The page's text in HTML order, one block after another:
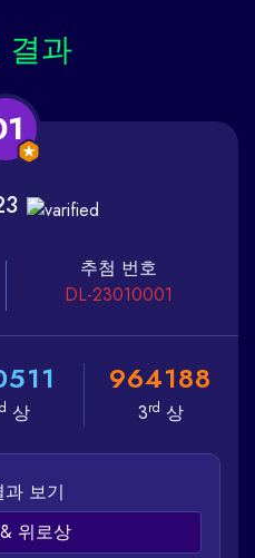
결과
추첨 번호
DL-23010001
511
상
964188
3rd 상
보기
위로상